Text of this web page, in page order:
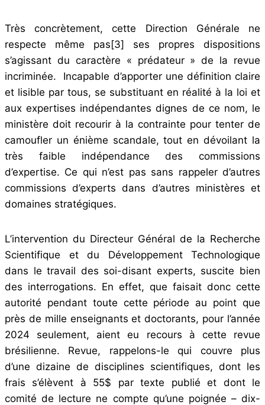
Très concrètement, cette Direction Générale ne
respecte même pas[3] ses propres dispositions
s’agissant du caractère « prédateur » de la revue
incriminée. Incapable d’apporter une définition claire
et lisible par tous, se substituant en réalité à la loi et
aux expertises indépendantes dignes de ce nom, le
ministère doit recourir à la contrainte pour tenter de
camoufler un énième scandale, tout en dévoilant la
très faible indépendance des commissions
d’expertise. Ce qui n’est pas sans rappeler d’autres
commissions d’experts dans d’autres ministères et
domaines stratégiques.
L’intervention du Directeur Général de la Recherche
Scientifique et du Développement Technologique
dans le travail des soi-disant experts, suscite bien
des interrogations. En effet, que faisait donc cette
autorité pendant toute cette période au point que
près de mille enseignants et doctorants, pour l’année
2024 seulement, aient eu recours à cette revue
brésilienne. Revue, rappelons-le qui couvre plus
d’une dizaine de disciplines scientifiques, dont les
frais s’élèvent à 55$ par texte publié et dont le
comité de lecture ne compte qu’une poignée – dix-